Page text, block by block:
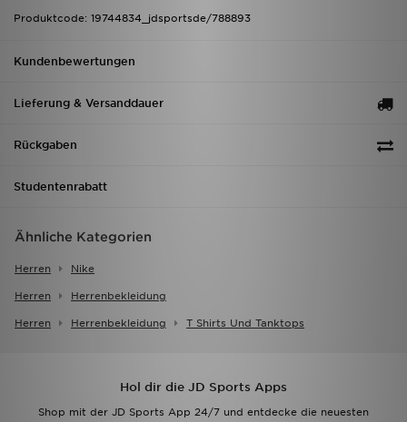
Produktcode: 19744834_jdsportsde/788893
Kundenbewertungen
Lieferung & Versanddauer
Rückgaben
Studentenrabatt
Ähnliche Kategorien
Herren Nike
Herren Herrenbekleidung
Herren Herrenbekleidung T Shirts Und Tanktops
Hol dir die JD Sports Apps
Shop mit der JD Sports App 24/7 und entdecke die neuesten